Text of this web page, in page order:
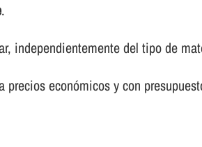
.
independientemente del tipo de
económicos y con